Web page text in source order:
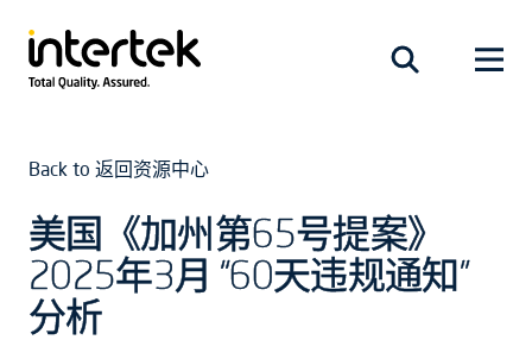
Back to 返回资源中心
美国《加州第65号提案》
2025年3月 “60天违规通知”
分析